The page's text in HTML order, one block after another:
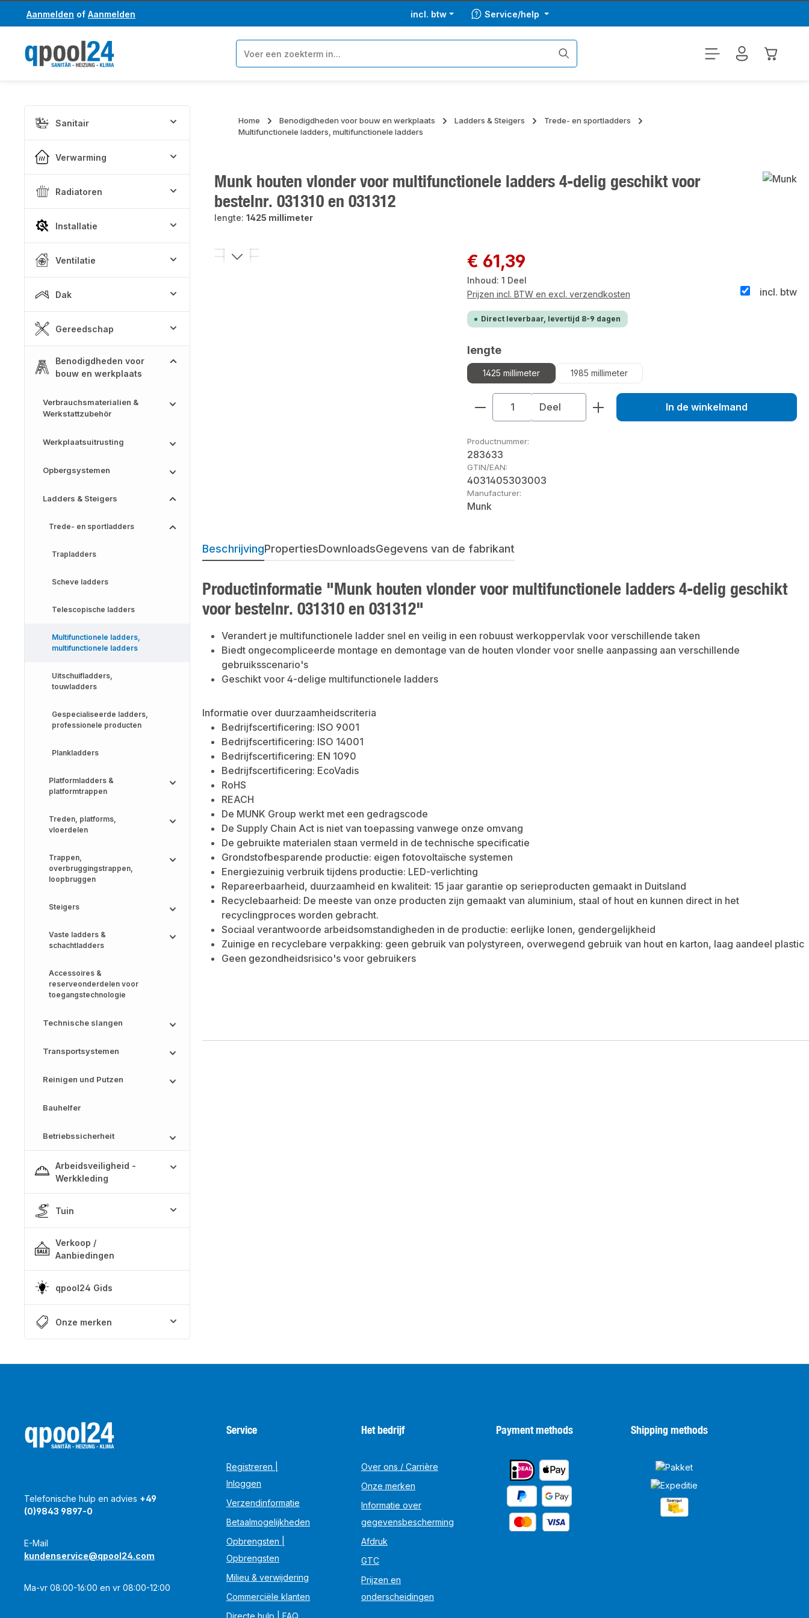
naar de hoofdinhoud
Ga naar de zoekopdracht
Aanmelden of Aanmelden incl. btw Service/help
Sanitair
Verwarming
Radiatoren
Installatie
Ventilatie
Dak
Gereedschap
Benodigdheden voor
bouw en werkplaats
Verbrauchsmaterialien &
Werkstattzubehör
Werkplaatsuitrusting
Opbergsystemen
Ladders & Steigers
Trede- en sportladders
Trapladders
Scheve ladders
Telescopische ladders
Multifunctionele ladders,
multifunctionele ladders
Uitschuifladders,
touwladders
Gespecialiseerde ladders,
professionele producten
Plankladders
Platformladders &
platformtrappen
Treden, platforms,
vloerdelen
Trappen,
overbruggingstrappen,
loopbruggen
Steigers
Vaste ladders &
schachtladders
Accessoires &
reserveonderdelen voor
toegangstechnologie
Technische slangen
Transportsystemen
Reinigen und Putzen
Bauhelfer
Betriebssicherheit
Arbeidsveiligheid -
Werkkleding
Tuin
Verkoop /
Aanbiedingen
qpool24 Gids
Onze merken
Home Benodigdheden voor bouw en werkplaats Ladders & Steigers
Trede- en sportladders
Multifunctionele ladders, multifunctionele ladders
Munk houten vlonder voor multifunctionele ladders 4-delig geschikt voor
bestelnr. 031310 en 031312
lengte: 1425 millimeter
Afbeeldingengalerij overslaan Normale prijs:
€ 61,39
Inhoud: 1 Deel
incl. btw
Prijzen incl. BTW en excl. verzendkosten
Direct leverbaar, levertijd 8-9 dagen
Selecteer
lengte
1425 millimeter 1985 millimeter
Producthoeveelheid: Voer de gewenste
Deel In de winkelmand
Productnummer:
283633
GTIN/EAN:
4031405303003
Manufacturer:
Munk
BeschrijvingPropertiesDownloadsGegevens van de fabrikant
Productinformatie "Munk houten vlonder voor multifunctionele ladders 4-delig geschikt
voor bestelnr. 031310 en 031312"
Verandert je multifunctionele ladder snel en veilig in een robuust werkoppervlak voor verschillende taken
Biedt ongecompliceerde montage en demontage van de houten vlonder voor snelle aanpassing aan verschillende
gebruiksscenario's
Geschikt voor 4-delige multifunctionele ladders
Informatie over duurzaamheidscriteria
Bedrijfscertificering: ISO 9001
Bedrijfscertificering: ISO 14001
Bedrijfscertificering: EN 1090
Bedrijfscertificering: EcoVadis
RoHS
REACH
De MUNK Group werkt met een gedragscode
De Supply Chain Act is niet van toepassing vanwege onze omvang
De gebruikte materialen staan vermeld in de technische specificatie
Grondstofbesparende productie: eigen fotovoltaïsche systemen
Energiezuinig verbruik tijdens productie: LED-verlichting
Repareerbaarheid, duurzaamheid en kwaliteit: 15 jaar garantie op serieproducten gemaakt in Duitsland
Recyclebaarheid: De meeste van onze producten zijn gemaakt van aluminium, staal of hout en kunnen direct in het
recyclingproces worden gebracht.
Sociaal verantwoorde arbeidsomstandigheden in de productie: eerlijke lonen, gendergelijkheid
Zuinige en recyclebare verpakking: geen gebruik van polystyreen, overwegend gebruik van hout en karton, laag aandeel plastic
Geen gezondheidsrisico's voor gebruikers
Telefonische hulp en advies +49
(0)9843 9897-0
E-Mail
kundenservice@qpool24.com
Ma-vr 08:00-16:00 en vr 08:00-12:00
Service
Registreren |
Inloggen
Verzendinformatie
Betaalmogelijkheden
Opbrengsten |
Opbrengsten
Milieu & verwijdering
Commerciële klanten
Directe hulp | FAQ
Het bedrijf
Over ons / Carrière
Onze merken
Informatie over
gegevensbescherming
Afdruk
GTC
Prijzen en
onderscheidingen
Payment methods Shipping methods